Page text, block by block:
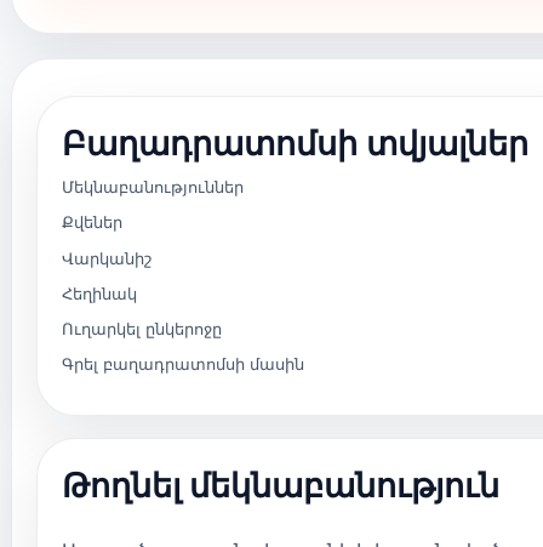
Բաղադրատոմսի տվյալներ
Մեկնաբանություններ
Քվեներ
Վարկանիշ
Հեղինակ
Ուղարկել ընկերոջը
Գրել բաղադրատոմսի մասին
Թողնել մեկնաբանություն